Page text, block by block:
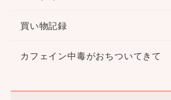
買い物記録
カフェイン中毒がおちついてきて